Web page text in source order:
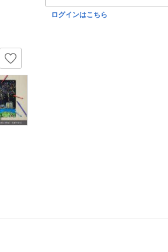
ログインはこちら